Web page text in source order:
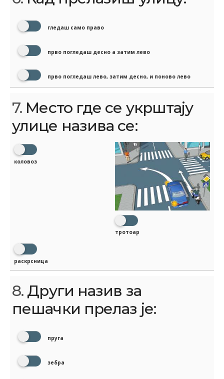
гледаш само право
прво погледаш десно а затим лево
прво погледаш лево, затим десно, и поново лево
7. Место где се укрштају
улице назива се:
коловоз
тротоар
раскрсница
8. Други назив за
пешачки прелаз је:
пруга
зебра